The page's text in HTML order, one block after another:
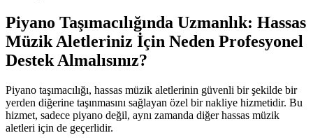
Piyano Taşımacılığında Uzmanlık: Hassas
Müzik Aletleriniz İçin Neden Profesyonel
Destek Almalısınız?
Piyano taşımacılığı, hassas müzik aletlerinin güvenli bir şekilde bir
yerden diğerine taşınmasını sağlayan özel bir nakliye hizmetidir. Bu
hizmet, sadece piyano değil, aynı zamanda diğer hassas müzik
aletleri için de geçerlidir.